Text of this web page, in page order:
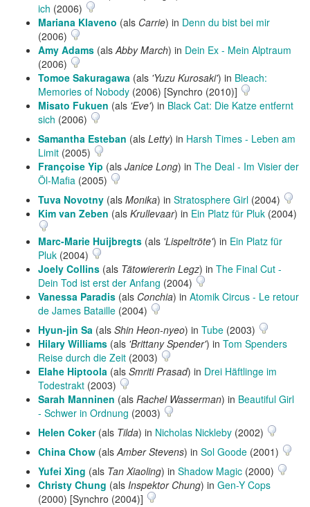
ich (2006)
Mariana Klaveno (als Carrie) in Denn du bist bei mir
(2006)
Amy Adams (alsAbby March) in Dein Ex - Mein Alptraum
(2006)
Tomoe Sakuragawa (als 'Yuzu Kurosaki') in Bleach:
Memories of Nobody (2006) [Synchro (2010)]
Misato Fukuen (als 'Eve') in Black Cat: Die Katze entfernt
sich (2006)
Samantha Esteban (als Letty) in Harsh Times - Leben am
Limit (2005)
Françoise Yip (als Janice Long) in The Deal - Im Visier der
Öl-Mafia (2005)
Tuva Novotny (als Monika) in Stratosphere Girl (2004)
Kim van Zeben (als Krullevaar) in Ein Platz für Pluk (2004)
Marc-Marie Huijbregts (als 'Lispeltröte') in Ein Platz für
Pluk (2004)
Joely Collins (als Tätowiererin Legz) in The Final Cut -
Dein Tod ist erst der Anfang (2004)
Vanessa Paradis (als Conchia) in Atomik Circus - Le retour
de James Bataille (2004)
Hyun-jin Sa (als Shin Heon-nyeo) in Tube (2003)
Hilary Williams (als 'Brittany Spender') in Tom Spenders
Reise durch die Zeit (2003)
Elahe Hiptoola (als Smriti Prasad) in Drei Häftlinge im
Todestrakt (2003)
Sarah Manninen (als Rachel Wasserman) in Beautiful Girl
- Schwer in Ordnung (2003)
Helen Coker(als Tilda) in Nicholas Nickleby (2002)
China Chow (alsAmber Stevens) in Sol Goode (2001)
Yufei Xing (als Tan Xiaoling) in Shadow Magic (2000)
Christy Chung (als Inspektor Chung) in Gen-Y Cops
(2000) [Synchro (2004)]